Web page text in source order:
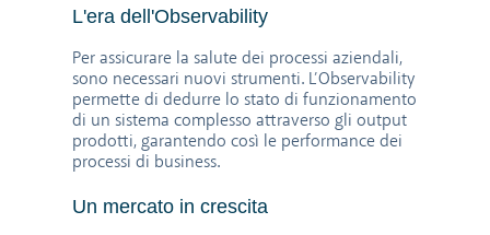
L'era dell'Observability
Per assicurare la salute dei processi aziendali,
sono necessari nuovi strumenti. L’Observability
permette di dedurre lo stato di funzionamento
di un sistema complesso attraverso gli output
prodotti, garantendo così le performance dei
processi di business.
Un mercato in crescita